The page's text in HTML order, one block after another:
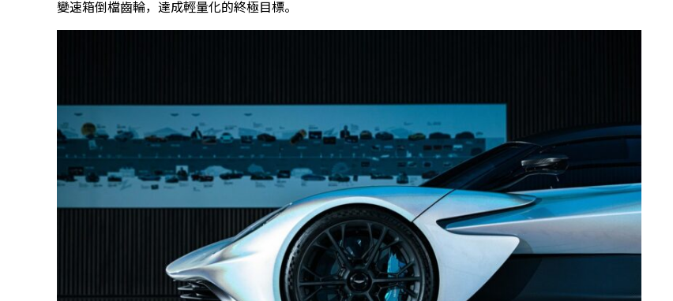
變速箱倒檔齒輪，達成輕量化的終極目標。